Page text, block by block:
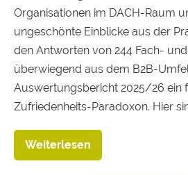
Organisationen im DACH-Raum
ungeschönte Einblicke aus der
den Antworten von 244 Fach-
überwiegend aus dem B2B-
Auswertungsbericht 2025/26 ein
Zufriedenheits-Paradoxon. Hier
Weiterlesen